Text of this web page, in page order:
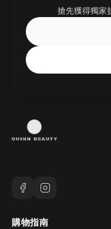
搶先獲得獨家
購物指南